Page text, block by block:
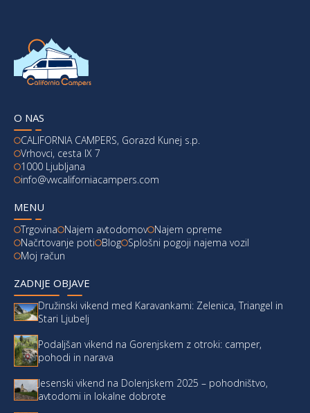
O NAS
CALIFORNIA CAMPERS, Gorazd Kunej s.p.
Vrhovci, cesta IX 7
1000 Ljubljana
info@vwcaliforniacampers.com
MENU
Trgovina Najem avtodomov Najem opreme
Načrtovanje poti
Blog Splošni pogoji najema vozil
Moj račun
ZADNJE OBJAVE
Družinski vikend med Karavankami: Zelenica, Triangel in
Stari Ljubelj
Podaljšan vikend na Gorenjskem z otroki: camper,
pohodi in narava
Jesenski vikend na Dolenjskem 2025 – pohodništvo,
avtodomi in lokalne dobrote